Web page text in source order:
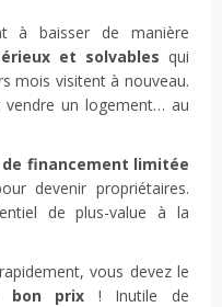
à baisser de manière
et solvablesqui
mois visitent à nouveau.
vendre un logement… au
financement limitée
devenir propriétaires.
de plus-value à la
vous devez le
bon prix ! Inutile de